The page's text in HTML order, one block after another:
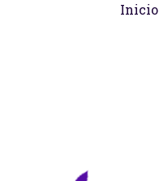
Inicio